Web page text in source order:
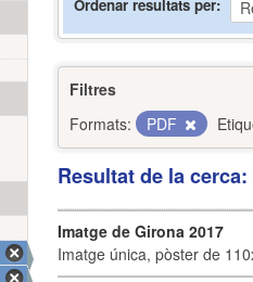
Ordenar resultats per
Filtres
Formats:
PDF
Resultat de la
Imatge de Girona 2017
Imatge única, pòster de